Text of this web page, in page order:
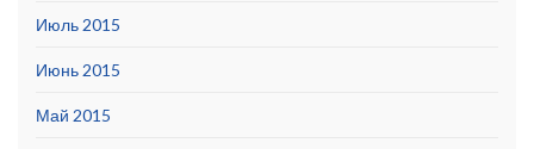
Июль 2015
Июнь 2015
Май 2015